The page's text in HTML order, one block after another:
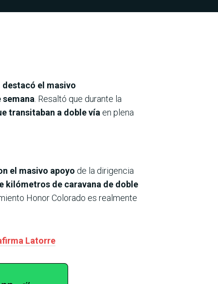
destacó el masivo
. Resaltó que durante la
transitaban a doble vía en plena
el masivo apoyo de la dirigencia
kilómetros de caravana de doble
Honor Colorado es realmente
Latorre